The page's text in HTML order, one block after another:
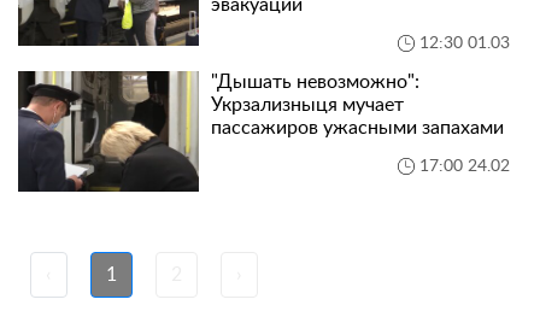
эвакуации
12:30 01.03
"Дышать невозможно":
Укрзализныця мучает
пассажиров ужасными запахами
17:00 24.02
1